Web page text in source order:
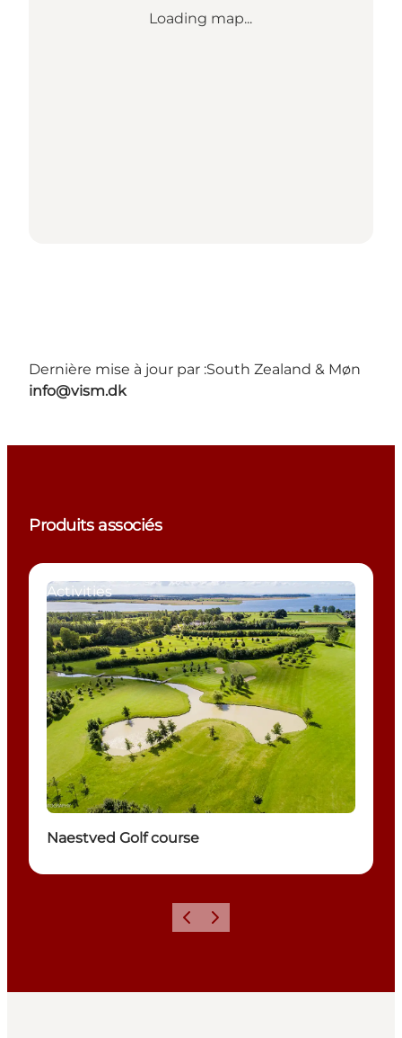
Loading map...
Dernière mise à jour par :South Zealand & Møn
info@vism.dk
Produits associés
Activities
Naestved Golf course
PrécédentSuivant